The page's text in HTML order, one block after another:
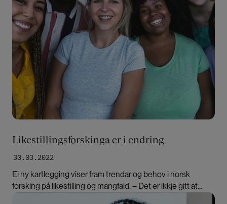
30.03.2022
Likestillingsforskinga er i endring
Ei ny kartlegging viser fram trendar og behov i norsk
forsking på likestilling og mangfald. – Det er ikkje gitt at
tiltak som fungerer for kjønnsbalanse, også fungerer for